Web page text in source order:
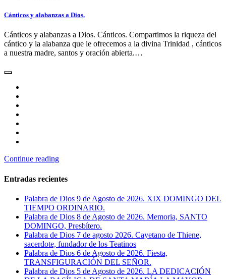
Cánticos y alabanzas a Dios.
Cánticos y alabanzas a Dios. Cánticos. Compartimos la riqueza del
cántico y la alabanza que le ofrecemos a la divina Trinidad , cánticos
a nuestra madre, santos y oración abierta.…
Continue reading
Entradas recientes
Palabra de Dios 9 de Agosto de 2026. XIX DOMINGO DEL
TIEMPO ORDINARIO.
Palabra de Dios 8 de Agosto de 2026. Memoria, SANTO
DOMINGO, Presbítero.
Palabra de Dios 7 de agosto 2026. Cayetano de Thiene,
sacerdote, fundador de los Teatinos
Palabra de Dios 6 de Agosto de 2026. Fiesta,
TRANSFIGURACIÓN DEL SEÑOR.
Palabra de Dios 5 de Agosto de 2026. LA DEDICACIÓN